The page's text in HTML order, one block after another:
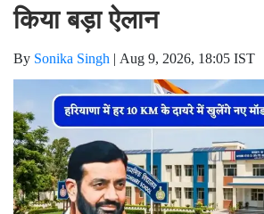
किया बड़ा ऐलान
By Sonika Singh | Aug 9, 2026, 18:05 IST